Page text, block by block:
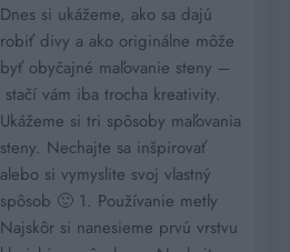
Dnes si ukážeme, ako sa dajú
robiť divy a ako originálne môže
byť obyčajné maľovanie steny –
stačí vám iba trocha kreativity.
Ukážeme si tri spôsoby maľovania
steny. Nechajte sa inšpirovať
alebo si vymyslite svoj vlastný
spôsob 🙂 1. Používanie metly
Najskôr si nanesieme prvú vrstvu